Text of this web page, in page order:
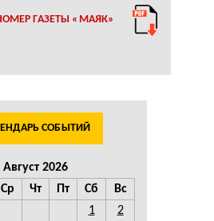
ГАЗЕТЫ «МАЯК»
СОБЫТИЙ
Август 2026
Ср Чт Пт Сб
Вс
1
2